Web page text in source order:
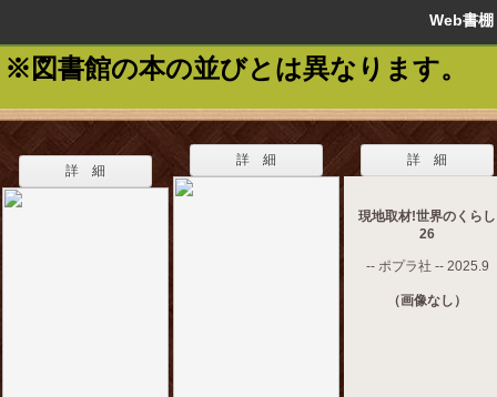
Web書
※図書館の本の並びとは異なります。
詳 細
詳 細 詳 細
現地取材!世界のくらし
26
-- ポプラ社 -- 2025.9
（画像なし）